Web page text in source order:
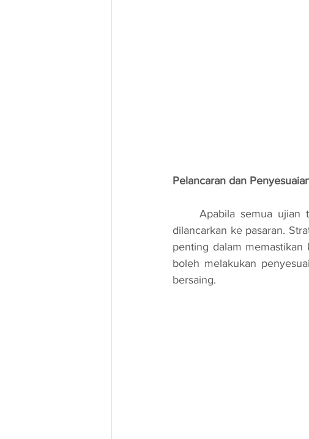
Pelancaran dan
	Apabila semua ujian telah dilalui dan pembaikan dilakukan, peranti pintar siap untuk
dilancarkan ke pasaran.
penting dalam memastikan
boleh melakukan
bersaing.